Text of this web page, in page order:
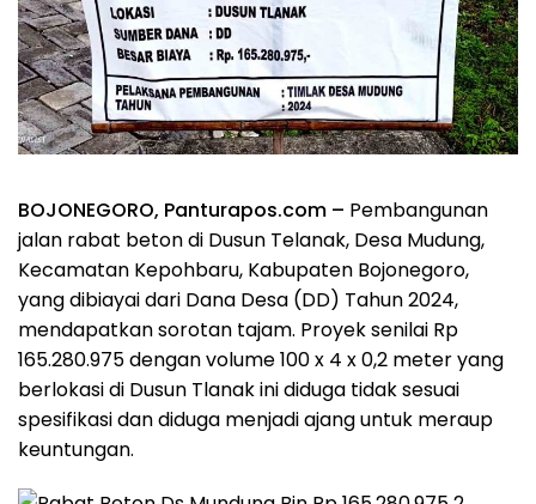
BOJONEGORO, Panturapos.com – Pembangunan
jalan rabat beton di Dusun Telanak, Desa Mudung,
Kecamatan Kepohbaru, Kabupaten Bojonegoro,
yang dibiayai dari Dana Desa (DD) Tahun 2024,
mendapatkan sorotan tajam. Proyek senilai Rp
165.280.975 dengan volume 100 x 4 x 0,2 meter yang
berlokasi di Dusun Tlanak ini diduga tidak sesuai
spesifikasi dan diduga menjadi ajang untuk meraup
keuntungan.